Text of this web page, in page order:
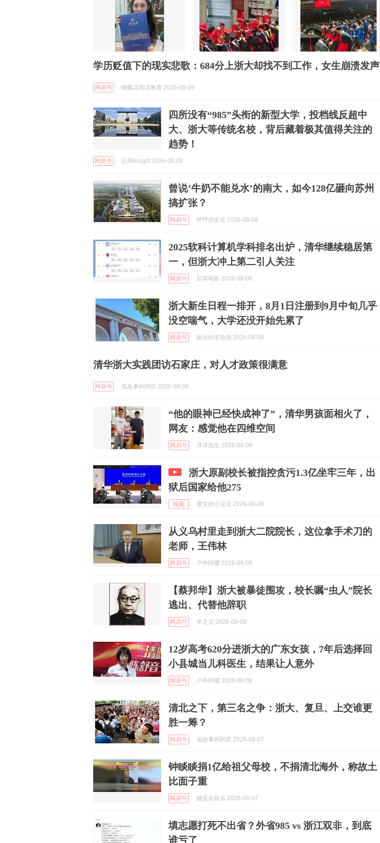
学历贬值下的现实悲歌：684分上浙大却找不到工作，女生崩溃发声
网易号 蝴蝶花雨话教育 2026-08-09
四所没有“985”头衔的新型大学，投档线反超中
大、浙大等传统名校，背后藏着极其值得关注的
趋势！
网易号 识局Insight 2026-08-08
曾说’牛奶不能兑水’的南大，如今128亿砸向苏州
搞扩张？
网易号 呼呼历史论 2026-08-08
2025软科计算机学科排名出炉，清华继续稳居第
一，但浙大冲上第二引人关注
网易号 起喜电影 2026-08-08
浙大新生日程一排开，8月1日注册到9月中旬几乎
没空喘气，大学还没开始先累了
网易号 娱乐的宅急便 2026-08-08
清华浙大实践团访石家庄，对人才政策很满意
网易号 侃故事的阿庆 2026-08-08
“他的眼神已经快成神了”，清华男孩面相火了，
网友：感觉他在四维空间
网易号 泽泽先生 2026-08-08
浙大原副校长被指控贪污1.3亿坐牢三年，出
狱后国家给他275
视频 爱笑的小豆豆 2026-08-08
从义乌村里走到浙大二院院长，这位拿手术刀的
老师，王伟林
网易号 户外阿毽 2026-08-08
【蔡邦华】浙大被暴徒围攻，校长嘱“虫人”院长
逃出、代替他辞职
网易号 年之父 2026-08-08
12岁高考620分进浙大的广东女孩，7年后选择回
小县城当儿科医生，结果让人意外
网易号 户外阿毽 2026-08-08
清北之下，第三名之争：浙大、复旦、上交谁更
胜一筹？
网易号 侃故事的阿庆 2026-08-07
钟睒睒捐1亿给祖父母校，不捐清北海外，称故土
比面子重
网易号 糖逗在娱乐 2026-08-07
填志愿打死不出省？外省985 vs 浙江双非，到底
谁亏了